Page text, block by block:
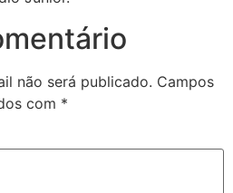
não será publicado. Campos
com *